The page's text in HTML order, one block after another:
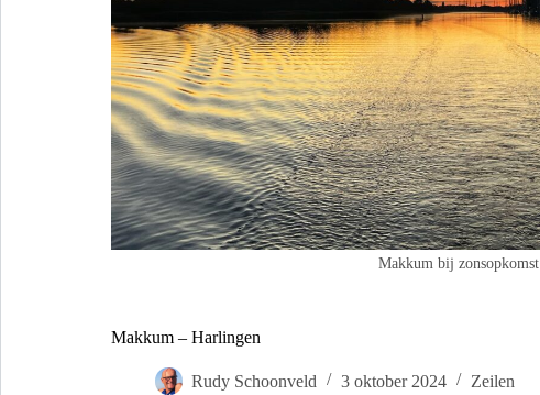
Makkum bij zonsopkomst
Makkum – Harlingen
Rudy Schoonveld 3 oktober 2024 Zeilen